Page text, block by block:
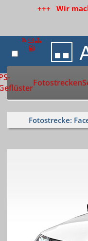
+++ Wir
Fotostrecken
Fotostrecke: